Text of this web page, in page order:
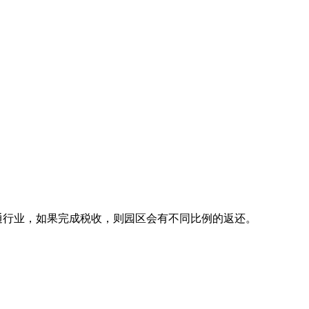
业，如果完成税收，则园区会有不同比例的返还。